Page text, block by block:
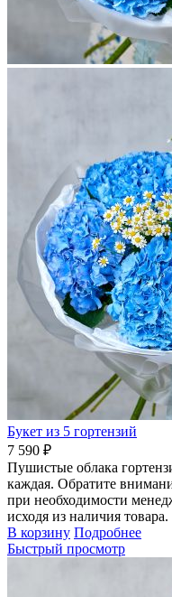
Букет из 5 гортензий
7 590 ₽
Пушистые облака
каждая. Обратите
при необходимости
исходя из наличия товара.
В корзину Подробнее
Быстрый просмотр